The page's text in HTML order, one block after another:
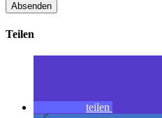
Teilen
teilen